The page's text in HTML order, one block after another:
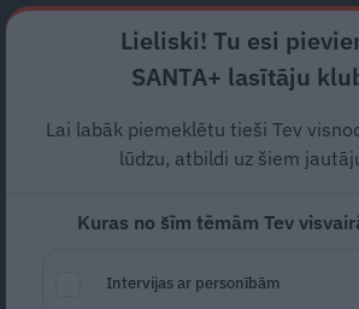
Kas un kāpēc var apdraudēt
iespējamiem grūtniecības riskiem?
Lieliski! Tu esi
SANTA+ lasītāju
Lai labāk piemeklētu tieši Tev
lūdzu, atbildi uz šiem
Kuras no šīm tēmām Tev
Intervijas ar personībām